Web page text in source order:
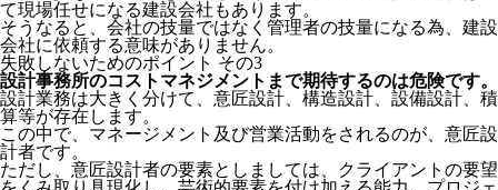
て現場任せになる建設会社もあります。
そうなると、会社の技量ではなく管理者の技量になる為、建設
会社に依頼する意味がありません。
失敗しないためのポイント その3
設計事務所のコストマネジメントまで期待するのは危険です。
設計業務は大きく分けて、意匠設計、構造設計、設備設計、積
算等が存在します。
この中で、マネージメント及び営業活動をされるのが、意匠設
計者です。
ただし、意匠設計者の要素としましては、クライアントの要望